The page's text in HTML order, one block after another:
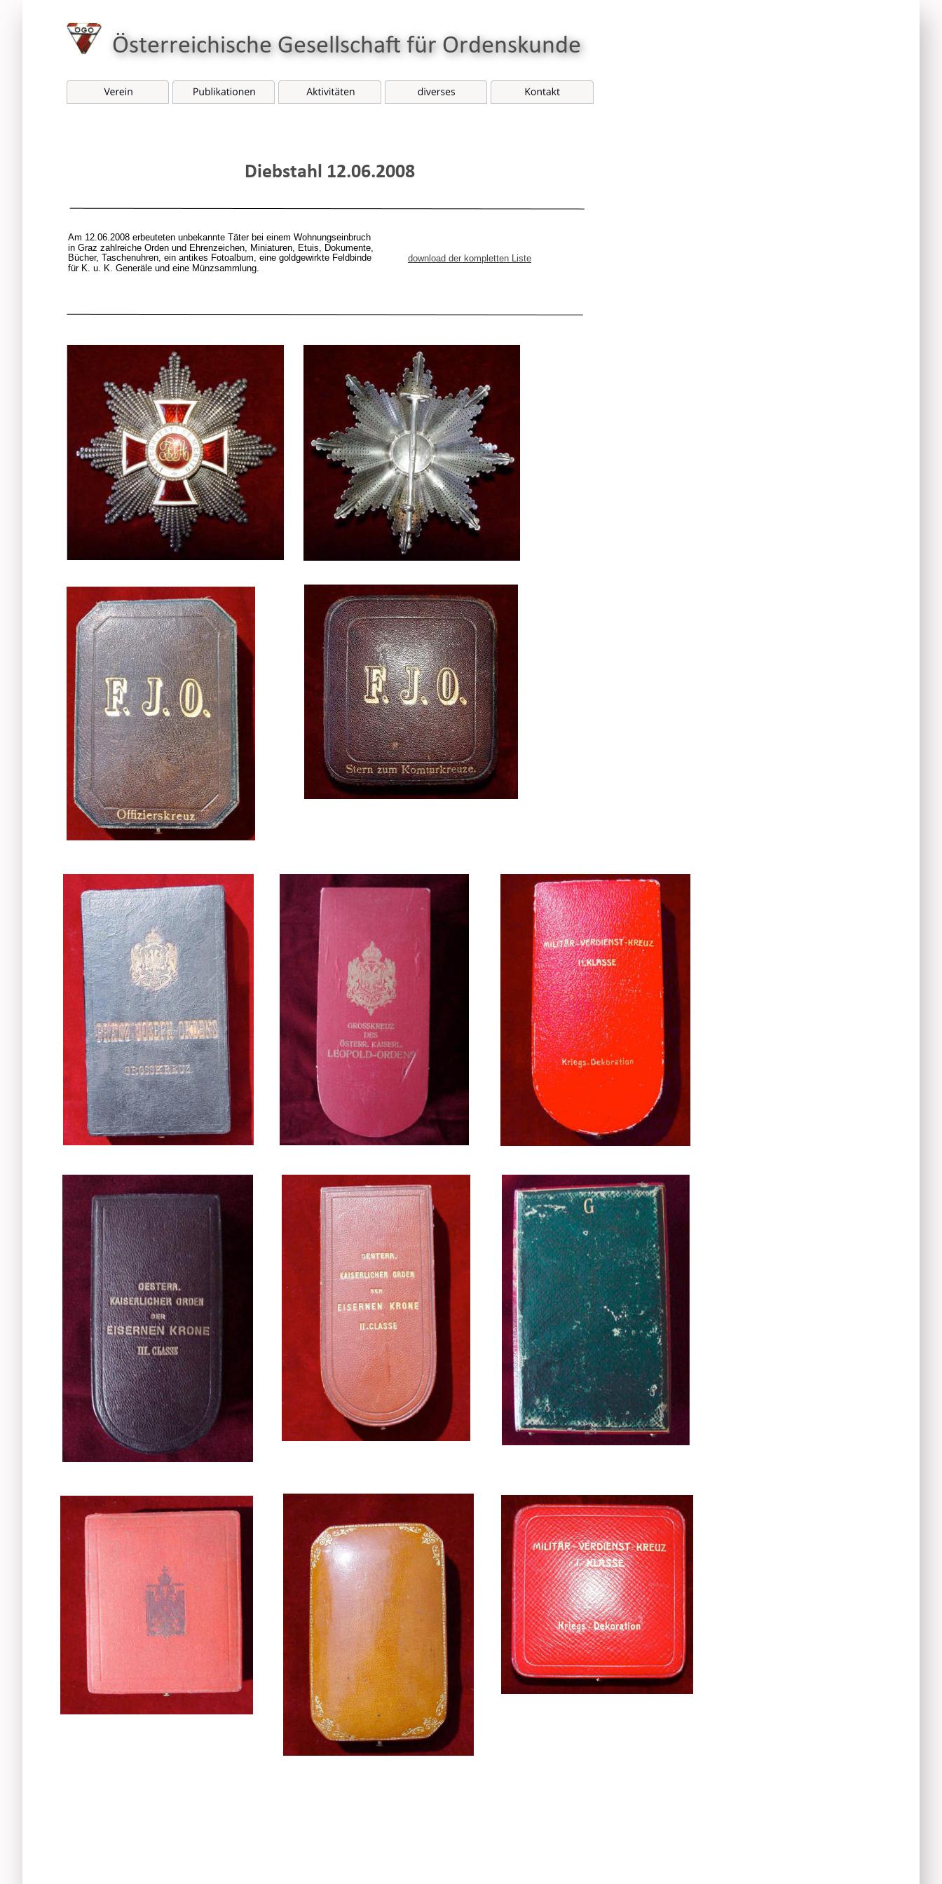
Österreichische Gesellschaft für Ordenskunde
download der kompletten Liste
Am 12.06.2008 erbeuteten unbekannte Täter bei einem Wohnungseinbruch
in Graz zahlreiche Orden und Ehrenzeichen, Miniaturen, Etuis, Dokumente,
Bücher, Taschenuhren, ein antikes Fotoalbum, eine goldgewirkte Feldbinde
für K. u. K. Generäle und eine Münzsammlung.
Diebstahl 12.06.2008